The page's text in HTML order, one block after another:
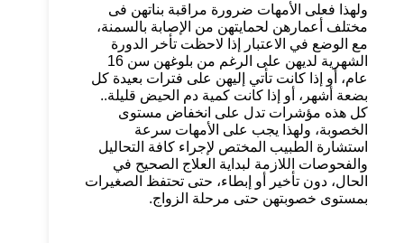
ولهذا فعلى الأمهات ضرورة مراقبة بناتهن فى
مختلف أعمارهن لحمايتهن من الإصابة بالسمنة،
مع الوضع في الاعتبار إذا لاحظت تأخر الدورة
الشهرية لديهن على الرغم من بلوغهن سن 16
عام، أو إذا كانت تأتي إليهن على فترات بعيدة كل
بضعة أشهر، أو إذا كانت كمية دم الحيض قليلة..
كل هذه مؤشرات تدل على انخفاض مستوى
الخصوبة، ولهذا يجب على الأمهات سرعة
استشارة الطبيب المختص لإجراء كافة التحاليل
والفحوصات اللازمة لبداية العلاج الصحيح في
الحال، دون تأخير أو إبطاء، حتى تحتفظ الصغيرات
بمستوى خصوبتهن حتى مرحلة الزواج.